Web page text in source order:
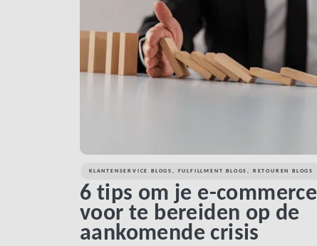
KLANTENSERVICE BLOGS FULFILLMENT BLOGS RETOUREN BLOGS
6 tips om je e-commerce
voor te bereiden op de
aankomende crisis